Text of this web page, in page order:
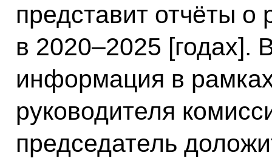
представит отчёты о
в 2020–2025 [годах].
информация в
руководителя
председатель